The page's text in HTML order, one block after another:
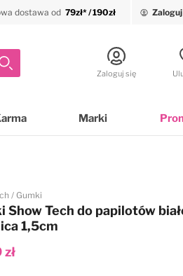
dostawa od 79zł* / 190zł Zaloguj
Szukaj Zaloguj się
Marki
Gumki
Show Tech do papilotów
1,5cm